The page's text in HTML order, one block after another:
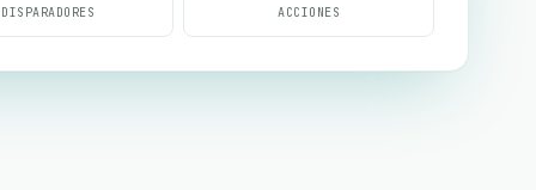
DISPARADORES ACCIONES